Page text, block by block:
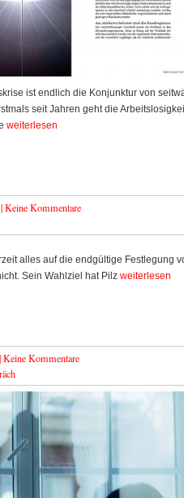
ist endlich die Konjunktur von
seit Jahren geht die
weiterlesen
Keine Kommentare
alles auf die endgültige Festlegung
Sein Wahlziel hat Pilz weiterlesen
Keine Kommentare